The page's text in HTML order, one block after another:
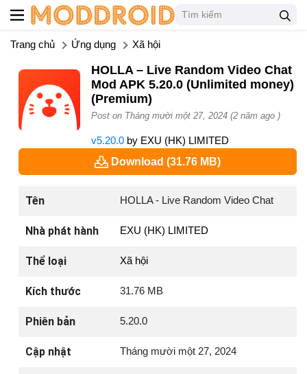
Trang chủ Ứng dụng Xã hội
HOLLA – Live Random Video Chat
Mod APK 5.20.0 (Unlimited money)
(Premium)
Post on Tháng mười một 27, 2024 (2 năm ago )
v5.20.0by EXU (HK) LIMITED
Download (31.76 MB)
Tên HOLLA - Live Random Video Chat
Nhà phát hành EXU (HK) LIMITED
Thể loại Xã hội
Kích thước 31.76 MB
Phiên bản 5.20.0
Cập nhật Tháng mười một 27, 2024